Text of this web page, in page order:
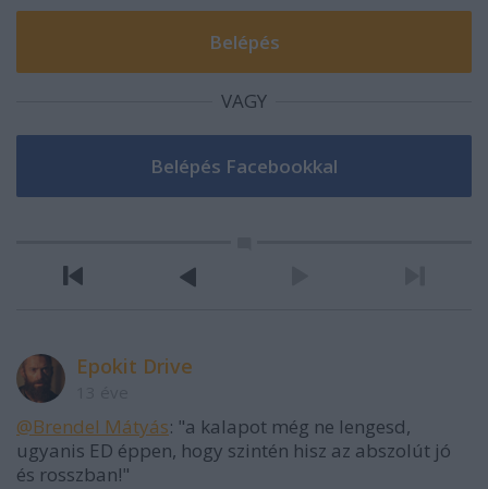
VAGY
Epokit Drive
@Brendel Mátyás: "a kalapot még ne lengesd,
ugyanis ED éppen, hogy szintén hisz az abszolút jó
és rosszban!"